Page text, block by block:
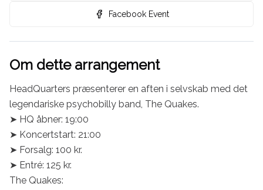
Facebook Event
Om dette arrangement
HeadQuarters præsenterer en aften i selvskab med det
legendariske psychobilly band, The Quakes.
➤ HQ åbner: 19:00
➤ Koncertstart: 21:00
➤ Forsalg: 100 kr.
➤ Entré: 125 kr.
The Quakes: